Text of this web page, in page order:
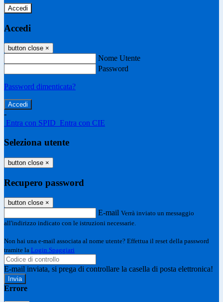
Accedi
Accedi
button close ×
Nome Utente
Password
Password dimenticata?
-
Entra con SPID Entra con CIE
Seleziona utente
button close ×
Recupero password
button close ×
E-mail Verrà inviato un messaggio
all'indirizzo indicato con le istruzioni necessarie.
Non hai una e-mail associata al nome utente? Effettua il reset della password
tramite la Login Spaggiari
E-mail inviata, si prega di controllare la casella di posta elettronica!
Errore